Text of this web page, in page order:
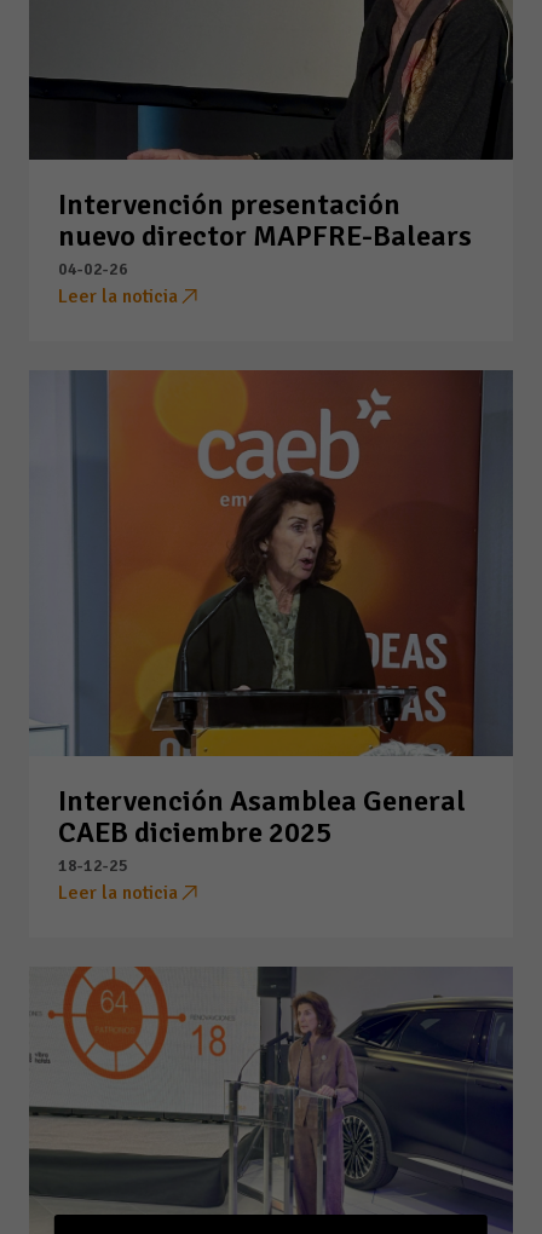
Intervención presentación
nuevo director MAPFRE-Balears
04-02-26
Leer la noticia
Intervención Asamblea General
CAEB diciembre 2025
18-12-25
Leer la noticia